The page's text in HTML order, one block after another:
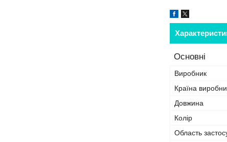
Основні
Виробник
Країна
Довжина
Колір
Область